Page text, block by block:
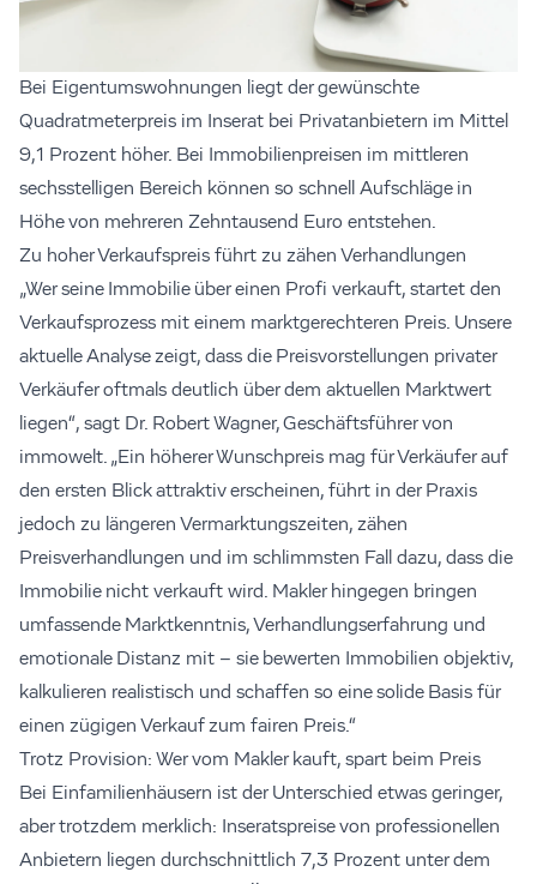
Bei Eigentumswohnungen liegt der gewünschte
Quadratmeterpreis im Inserat bei Privatanbietern im Mittel
9,1 Prozent höher. Bei Immobilienpreisen im mittleren
sechsstelligen Bereich können so schnell Aufschläge in
Höhe von mehreren Zehntausend Euro entstehen.
Zu hoher Verkaufspreis führt zu zähen Verhandlungen
„Wer seine Immobilie über einen Profi verkauft, startet den
Verkaufsprozess mit einem marktgerechteren Preis. Unsere
aktuelle Analyse zeigt, dass die Preisvorstellungen privater
Verkäufer oftmals deutlich über dem aktuellen Marktwert
liegen“, sagt Dr. Robert Wagner, Geschäftsführer von
immowelt. „Ein höherer Wunschpreis mag für Verkäufer auf
den ersten Blick attraktiv erscheinen, führt in der Praxis
jedoch zu längeren Vermarktungszeiten, zähen
Preisverhandlungen und im schlimmsten Fall dazu, dass die
Immobilie nicht verkauft wird. Makler hingegen bringen
umfassende Marktkenntnis, Verhandlungserfahrung und
emotionale Distanz mit – sie bewerten Immobilien objektiv,
kalkulieren realistisch und schaffen so eine solide Basis für
einen zügigen Verkauf zum fairen Preis.“
Trotz Provision: Wer vom Makler kauft, spart beim Preis
Bei Einfamilienhäusern ist der Unterschied etwas geringer,
aber trotzdem merklich: Inseratspreise von professionellen
Anbietern liegen durchschnittlich 7,3 Prozent unter dem